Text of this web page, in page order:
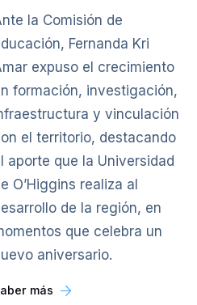
la Comisión de
Fernanda Kri
expuso el crecimiento
formación, investigación,
y vinculación
el territorio, destacando
aporte que la Universidad
O’Higgins realiza al
de la región, en
que celebra un
aniversario.
más